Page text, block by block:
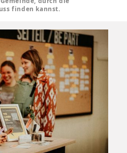
finden kannst.